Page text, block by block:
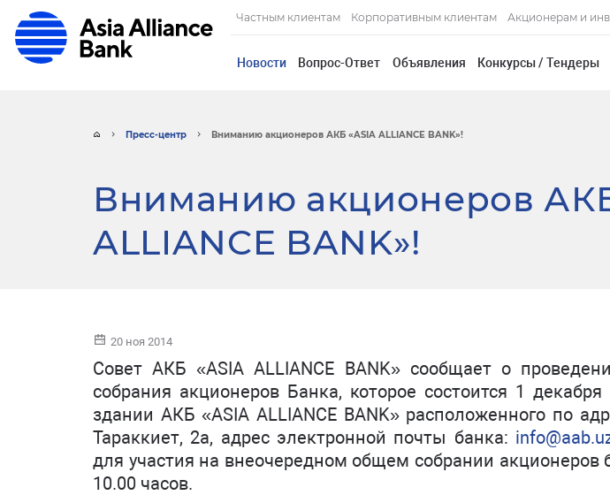
Частным клиентам Корпоративным клиентам Акционерам и
Новости Вопрос-Ответ Объявления Конкурсы / Тендеры
Пресс-центр Вниманию акционеров АКБ «ASIA ALLIANCE BANK»!
Вниманию акционеров
ALLIANCE BANK»!
20 ноя 2014
Совет АКБ «ASIA ALLIANCE BANK» сообщает о
собрания акционеров Банка, которое состоится 1
здании АКБ «ASIA ALLIANCE BANK» расположенного по
Тараккиет, 2а, адрес электронной почты банка:
для участия на внеочередном общем собрании акционеров
10.00 часов.